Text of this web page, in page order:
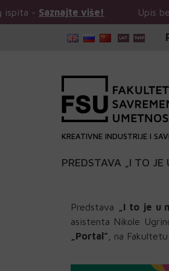
više! Upis bez
KREATIVNE INDUSTRIJE I
PREDSTAVA „I TO
Predstava „I to je u
asistenta Nikole
„Portal” , na